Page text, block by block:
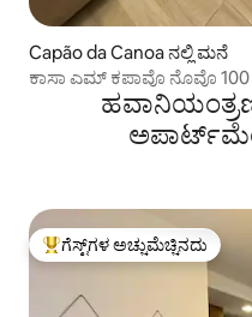
Capão da Canoa ನಲ್ಲಿ ಮನೆ
ಕಾಸಾ ಎಮ್ ಕಪಾವೊ ನೊವೊ
ಗೆಸ್ಟ್‌ಗಳಿಗೆ ಅತಿ ಹೆಚ್ಚು ಅಚ್ಚುಮೆಚ್ಚಿನದು
ಗೆಸ್ಟ್‌ಗಳ ಅಚ್ಚುಮೆಚ್ಚಿನದು